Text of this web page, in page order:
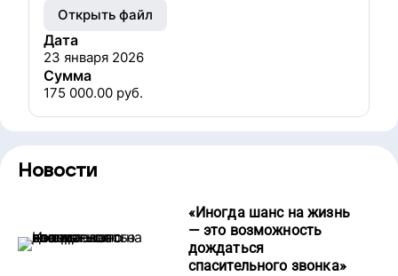
Открыть файл
Дата
23 января 2026
Сумма
175 000.00 руб.
Новости
«Иногда шанс на жизнь
— это возможность
дождаться
спасительного звонка»